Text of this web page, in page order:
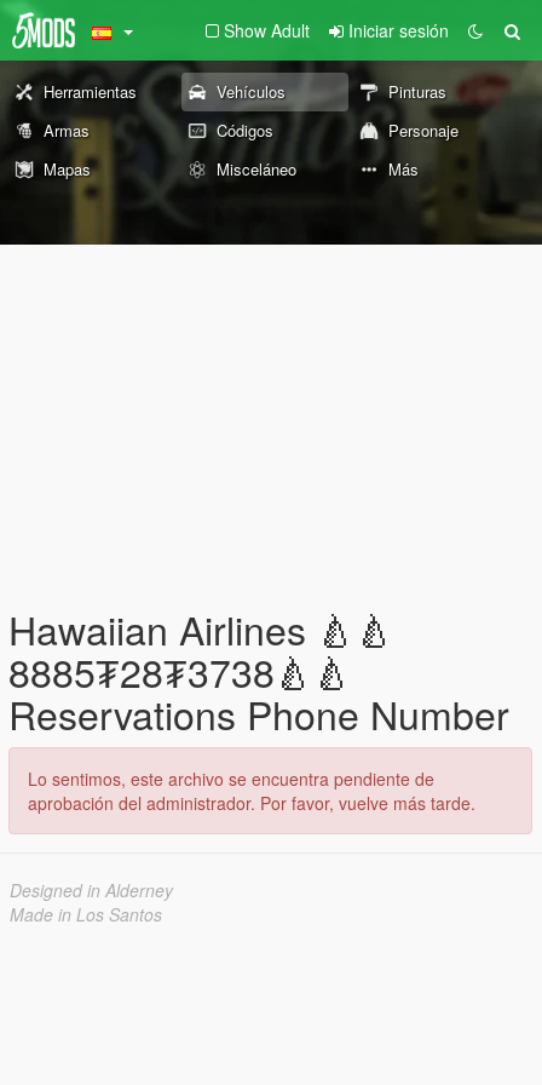
Show Adult Iniciar sesión
Herramientas Vehículos
Pinturas
Armas
Códigos
Personaje
Mapas
Misceláneo Más
Hawaiian Airlines 🍐🍐
8885₮28₮3738🍐🍐
Reservations Phone Number
Lo sentimos, este archivo se encuentra pendiente de
aprobación del administrador. Por favor, vuelve más tarde.
Designed in Alderney
Made in Los Santos